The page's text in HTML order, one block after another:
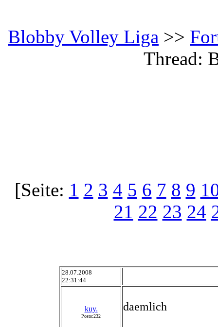
Blobby Volley Liga >>
Thread:
[Seite: 1 2 3 4 5 6 7 8 9
21 22 23 24
28.07.2008
22:31:44
kuy.
Posts:232
daemlich